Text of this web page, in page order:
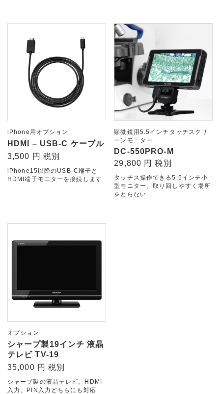
iPhone用オプション
HDMI – USB-C ケーブル
3,500 円 税別
iPhone15以降のUSB-C端子と
HDMI端子モニターを接続します
顕微鏡用5.5インチタッチスクリ
ーンモニター
DC-550PRO-M
29,800 円 税別
タッチス操作できる5.5インチ小
型モニター。取り回しやすく場所
をとらない
オプション
シャープ製19インチ 液晶
テレビ TV-19
35,000 円 税別
シャープ製の液晶テレビ。HDMI
入力、PIN入力どちらにも対応